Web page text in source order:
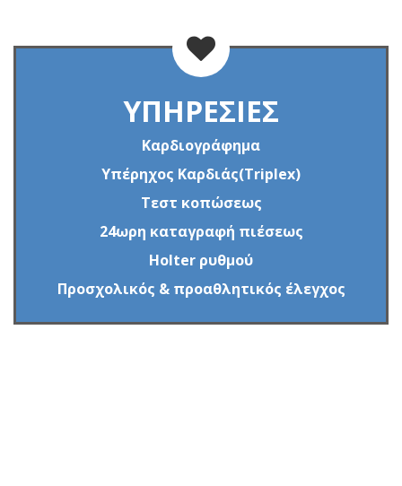
ΥΠΗΡΕΣΙΕΣ
Καρδιογράφημα
Υπέρηχος Καρδιάς(Triplex)
Τεστ κοπώσεως
24ωρη καταγραφή πιέσεως
Holter ρυθμού
Προσχολικός & προαθλητικός έλεγχος